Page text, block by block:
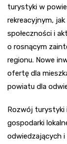
turystyki w
rekreacyjnym,
społeczności i
o rosnącym
regionu. Nowe
ofertę dla
powiatu dla
Rozwój turystyki
gospodarki
odwiedzających